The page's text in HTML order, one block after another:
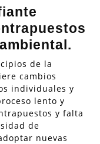
de la
cambios
individuales y
lento y
y falta
de
nuevas